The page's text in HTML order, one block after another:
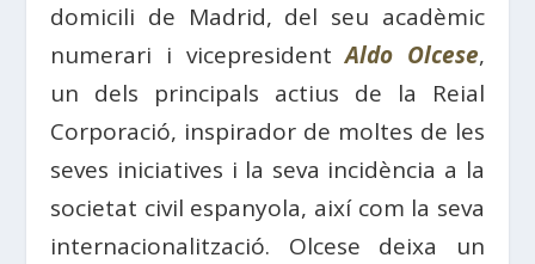
domicili de Madrid, del seu acadèmic
numerari i vicepresidentAldo Olcese,
un dels principals actius de la Reial
Corporació, inspirador de moltes de les
seves iniciatives i la seva incidència a la
societat civil espanyola, així com la seva
internacionalització. Olcese deixa un